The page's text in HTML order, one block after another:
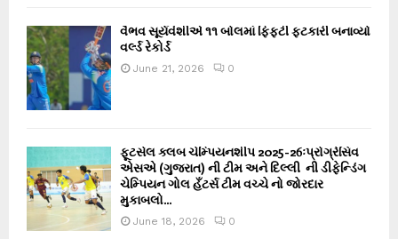
વૈભવ સૂર્યવંશીએ ૧૧ બોલમાં ફિફ્ટી ફટકારી બનાવ્યો
વર્લ્ડ રેકોર્ડ
June 21, 2026 0
ફૂટસેલ ક્લબ ચેમ્પિયનશીપ 2025-26ઃપ્રોગ્રેસિવ
એસએ (ગુજરાત) ની ટીમ અને દિલ્લી ની ડીફેન્ડિંગ
ચેમ્પિયન ગોલ હઁટર્સ ટીમ વચ્ચે નો જોરદાર
મુકાબલો...
June 18, 2026 0